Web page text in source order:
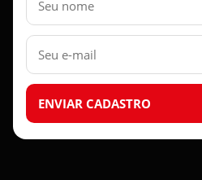
E-
mail
ENVIAR CADASTRO